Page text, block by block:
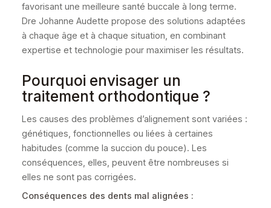
favorisant une meilleure santé buccale à long terme.
Dre Johanne Audette propose des solutions adaptées
à chaque âge et à chaque situation, en combinant
expertise et technologie pour maximiser les résultats.
Pourquoi envisager un
traitement orthodontique ?
Les causes des problèmes d’alignement sont variées :
génétiques, fonctionnelles ou liées à certaines
habitudes (comme la succion du pouce). Les
conséquences, elles, peuvent être nombreuses si
elles ne sont pas corrigées.
Conséquences des dents mal alignées :